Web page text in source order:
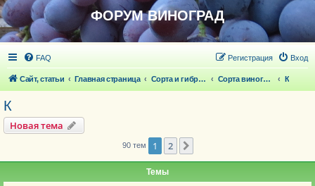
ФОРУМ ВИНОГРАД
FAQ Вход
Регистрация
Сайт, статьи Главная страница Сорта и гибридные формы винограда Сорта винограда К
К
Новая тема
90 тем 1 2
Темы